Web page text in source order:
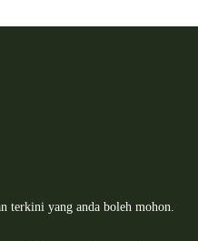
terkini yang anda boleh mohon.